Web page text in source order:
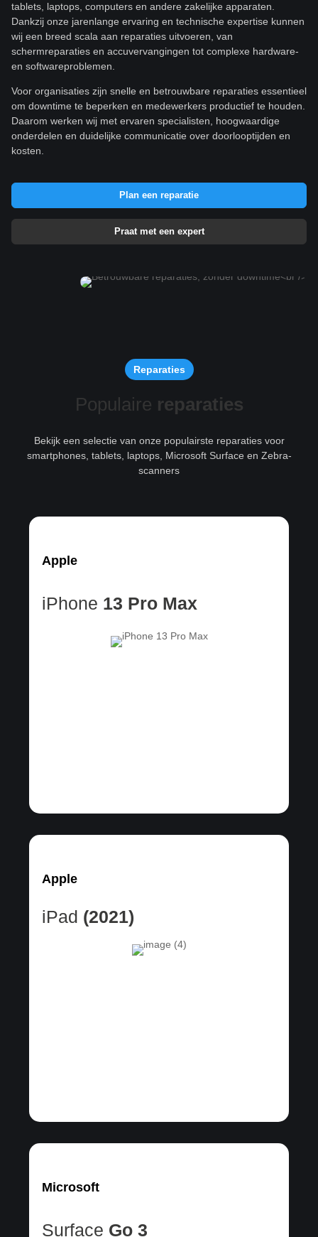
tablets, laptops, computers en andere zakelijke apparaten.
Dankzij onze jarenlange ervaring en technische expertise kunnen
wij een breed scala aan reparaties uitvoeren, van
schermreparaties en accuvervangingen tot complexe hardware-
en softwareproblemen.
Voor organisaties zijn snelle en betrouwbare reparaties essentieel
om downtime te beperken en medewerkers productief te houden.
Daarom werken wij met ervaren specialisten, hoogwaardige
onderdelen en duidelijke communicatie over doorlooptijden en
kosten.
Plan een reparatie
Praat met een expert
Reparaties
Populaire reparaties
Bekijk een selectie van onze populairste reparaties voor
smartphones, tablets, laptops, Microsoft Surface en Zebra-
scanners
Apple
iPhone 13 Pro Max
Apple
iPad (2021)
Microsoft
Surface Go 3